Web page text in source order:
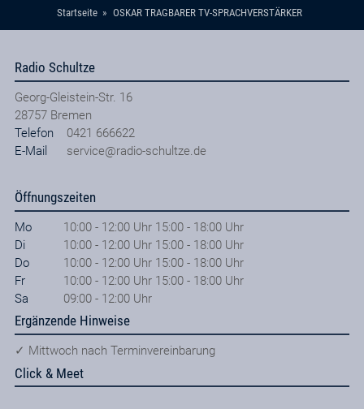
Startseite OSKAR TRAGBARER TV-SPRACHVERSTÄRKER
Radio Schultze
Georg-Gleistein-Str. 16
28757 Bremen
Telefon
0421 666622
E-Mail
service@radio-schultze.de
Öffnungszeiten
Mo
10:00 - 12:00 Uhr 15:00 - 18:00 Uhr
Di
10:00 - 12:00 Uhr 15:00 - 18:00 Uhr
Do
10:00 - 12:00 Uhr 15:00 - 18:00 Uhr
Fr
10:00 - 12:00 Uhr 15:00 - 18:00 Uhr
Sa
09:00 - 12:00 Uhr
Ergänzende Hinweise
✓ Mittwoch nach Terminvereinbarung
Click & Meet